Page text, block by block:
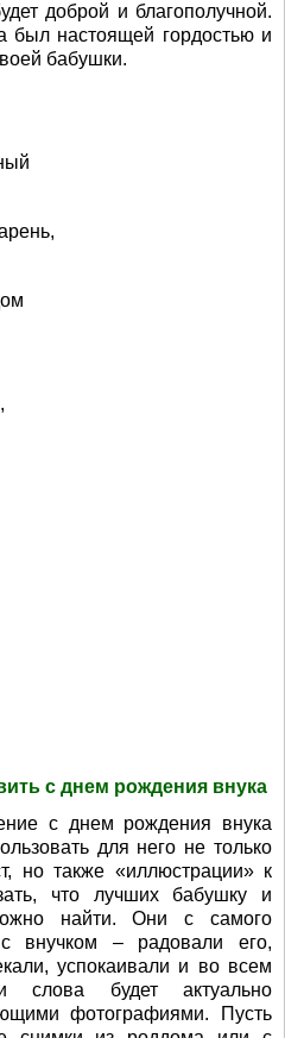
доброй и благополучной.
был настоящей гордостью и
бабушки.
с днем рождения внука
с днем рождения внука
для него не только
но также «иллюстрации» к
что лучших бабушку и
найти. Они с самого
внучком – радовали его,
успокаивали и во всем
слова будет актуально
фотографиями. Пусть